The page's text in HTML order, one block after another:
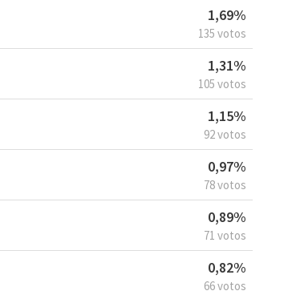
1,69%
135 votos
1,31%
105 votos
1,15%
92 votos
0,97%
78 votos
0,89%
71 votos
0,82%
66 votos